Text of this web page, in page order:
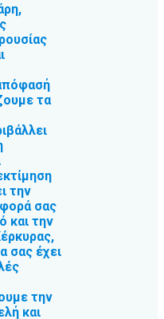
τα
την
σας
και την
σας έχει
την
και